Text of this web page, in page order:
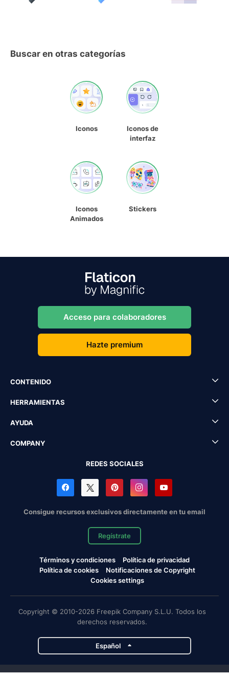
Buscar en otras categorías
Iconos
Iconos de
interfaz
Iconos
Animados
Stickers
Acceso para colaboradores
Hazte premium
CONTENIDO
HERRAMIENTAS
AYUDA
COMPANY
REDES SOCIALES
Consigue recursos exclusivos directamente en tu email
Regístrate
Términos y condiciones
Política de privacidad
Política de cookies
Notificaciones de Copyright
Cookies settings
Copyright © 2010-2026 Freepik Company S.L.U. Todos los
derechos reservados.
Español